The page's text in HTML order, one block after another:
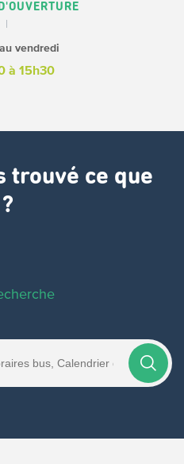
vendredi
à 15h30
trouvé ce que